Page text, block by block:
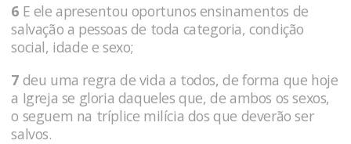
6 E ele apresentou oportunos ensinamentos de
salvação a pessoas de toda categoria, condição
social, idade e sexo;
7 deu uma regra de vida a todos, de forma que hoje
a Igreja se gloria daqueles que, de ambos os sexos,
o seguem na tríplice milícia dos que deverão ser
salvos.